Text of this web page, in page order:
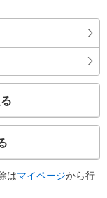
はマイページから行